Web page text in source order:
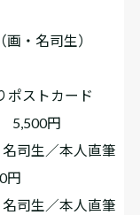
画・名司生）
ポストカード
5,500円
司生／本人直筆
円
司生／本人直筆